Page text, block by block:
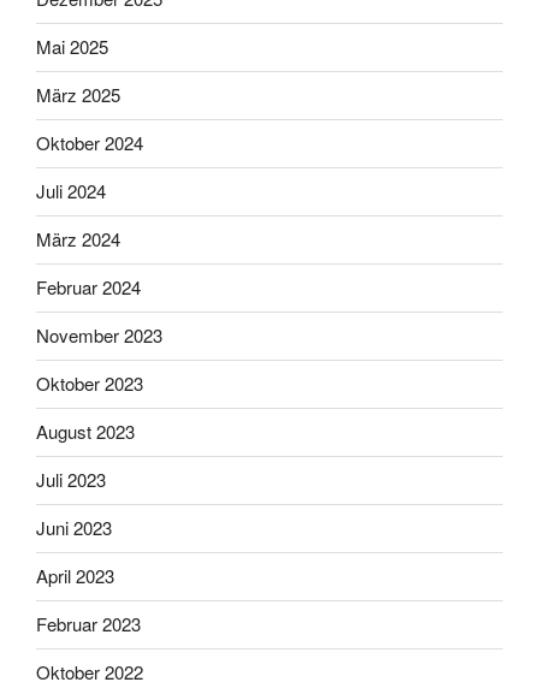
Mai 2025
März 2025
Oktober 2024
Juli 2024
März 2024
Februar 2024
November 2023
Oktober 2023
August 2023
Juli 2023
Juni 2023
April 2023
Februar 2023
Oktober 2022